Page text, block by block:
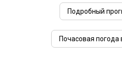
Подробный
Почасовая погода